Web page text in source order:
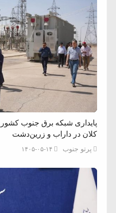
پایداری شبکه برق جنوب
کلان در داراب و زرین‌دشت
پرتو جنوب ۱۴۰۵-۰۵-۱۴